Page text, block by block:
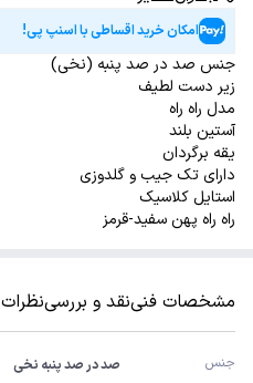
امکان خرید اقساطی با اسنپ پی!
جنس صد در صد پنبه (نخی)
زیر دست لطیف
مدل راه راه
آستین بلند
یقه برگردان
دارای تک جیب و گلدوزی
استایل کلاسیک
راه راه پهن سفید-قرمز
مشخصات فنینقد و بررسینظرات
جنس صد در صد پنبه نخی